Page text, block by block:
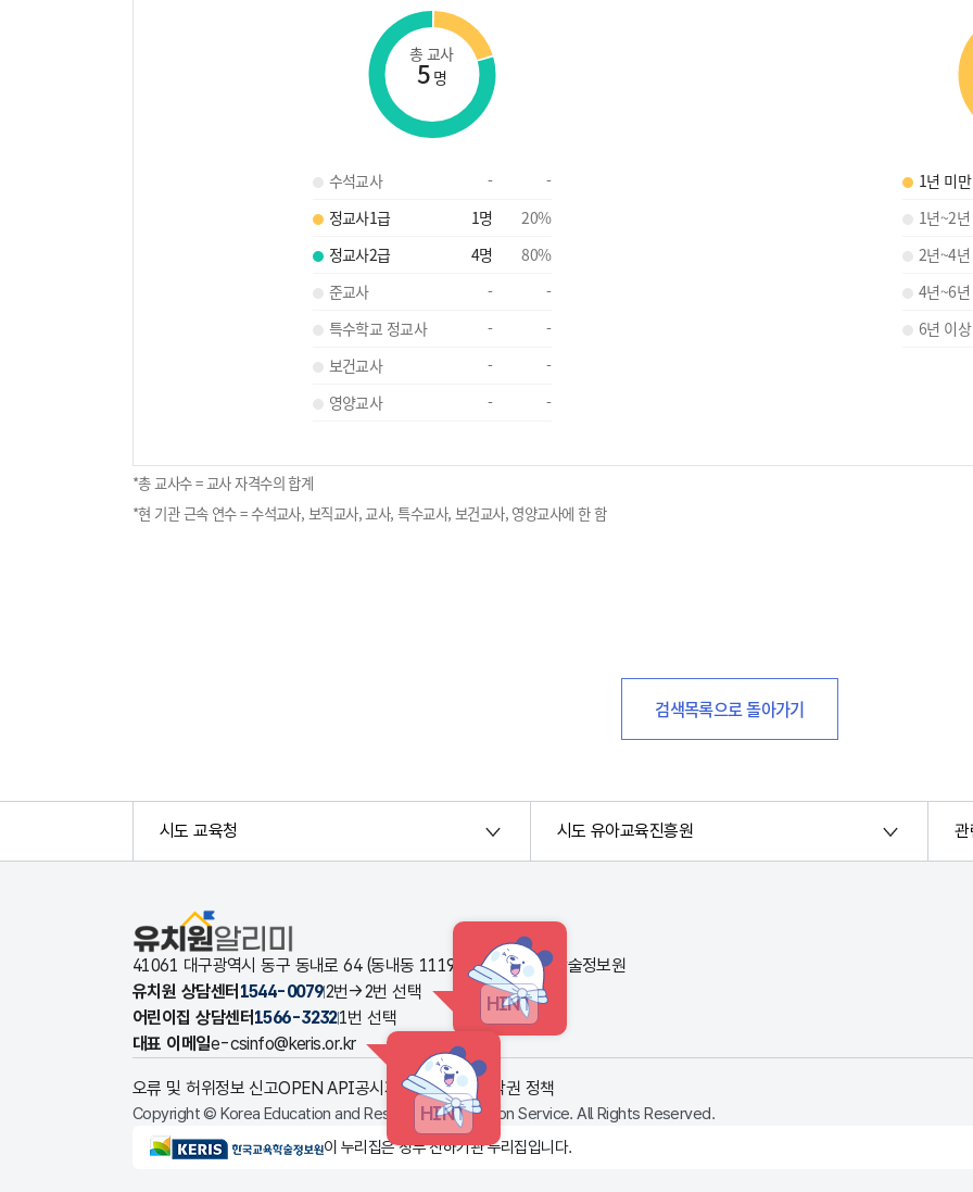
총 교사
5 명
수석교사 -
-
정교사1급
1명 20%
정교사2급
4명 80%
준교사
-
-
특수학교 정교사
-
-
보건교사
-
-
영양교사
- -
1년 미만
1년~2
2년~4
4년~6
6년 이상
*총 교사수 = 교사 자격수의 합계
*현 기관 근속 연수 = 수석교사, 보직교사, 교사, 특수교사, 보건교사, 영양교사에 한 함
검색목록으로 돌아가기
시도 교육청 시도 유아교육진흥원
유치원알리미
41061 대구광역시 동구 동내로 64 (동내동 1119번지) 한국교육학술정보원
유치원 상담센터 1544-00792번→2번 선택
HINT
어린이집 상담센터 1566-32321번 선택
대표 이메일e-csinfo@keris.or.kr
HINT
오류 및 허위정보 신고OPEN API공시자료 다운로드저작권 정책
Copyright © Korea Education and Research Information Service. All Rights Reserved.
KERIS한국교육학술정보원이 누리집은 정부 산하기관 누리집입니다.